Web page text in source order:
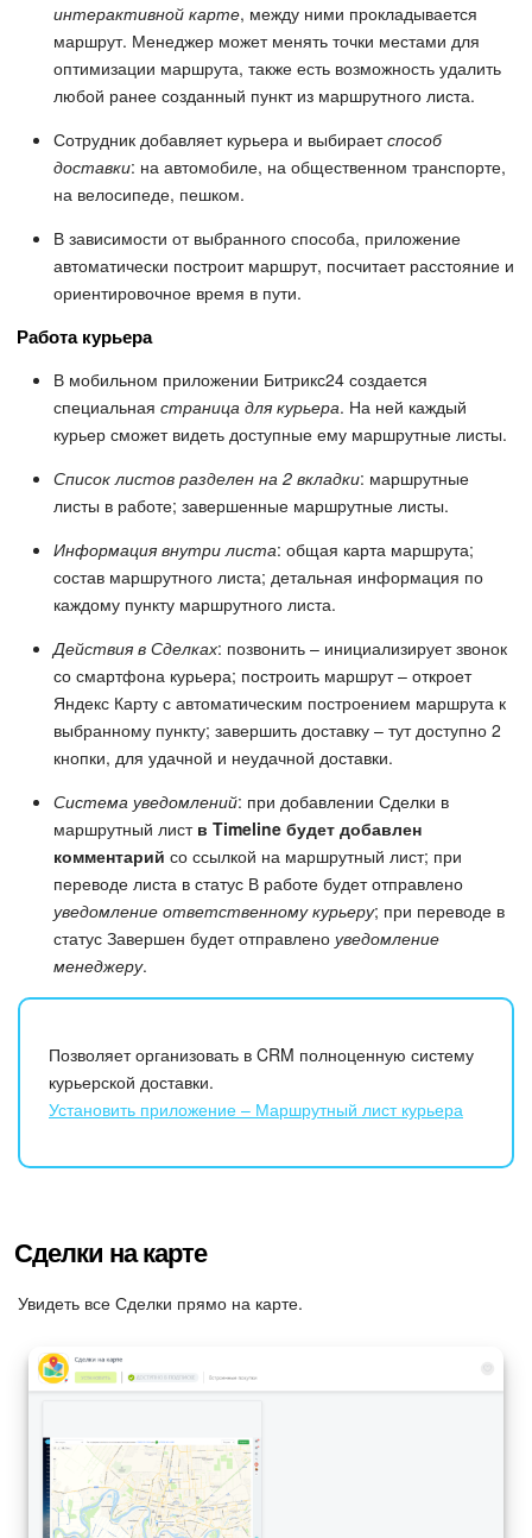
интерактивной карте, между ними прокладывается
маршрут. Менеджер может менять точки местами для
оптимизации маршрута, также есть возможность удалить
любой ранее созданный пункт из маршрутного листа.
Сотрудник добавляет курьера и выбираетспособ
доставки: на автомобиле, на общественном транспорте,
на велосипеде, пешком.
В зависимости от выбранного способа, приложение
автоматически построит маршрут, посчитает расстояние и
ориентировочное время в пути.
Работа курьера
В мобильном приложении Битрикс24 создается
специальная страница для курьера. На ней каждый
курьер сможет видеть доступные ему маршрутные листы.
Список листов разделен на 2 вкладки: маршрутные
листы в работе; завершенные маршрутные листы.
Информация внутри листа: общая карта маршрута;
состав маршрутного листа; детальная информация по
каждому пункту маршрутного листа.
Действия в Сделках: позвонить – инициализирует звонок
со смартфона курьера; построить маршрут – откроет
Яндекс Карту с автоматическим построением маршрута к
выбранному пункту; завершить доставку – тут доступно 2
кнопки, для удачной и неудачной доставки.
Система уведомлений: при добавлении Сделки в
маршрутный лист в Timeline будет добавлен
комментарий со ссылкой на маршрутный лист; при
переводе листа в статус В работе будет отправлено
уведомление ответственному курьеру; при переводе в
статус Завершен будет отправлено уведомление
менеджеру.
Позволяет организовать в CRM полноценную систему
курьерской доставки.
Установить приложение – Маршрутный лист курьера
Сделки на карте
Увидеть все Сделки прямо на карте.